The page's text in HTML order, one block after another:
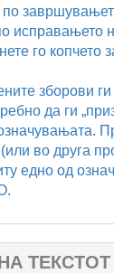
по
исправањето
го копчето
зборови ги
да ги
во друга
едно од
ТЕКСТОТ